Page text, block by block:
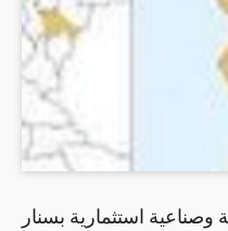
استثمارية بسنار